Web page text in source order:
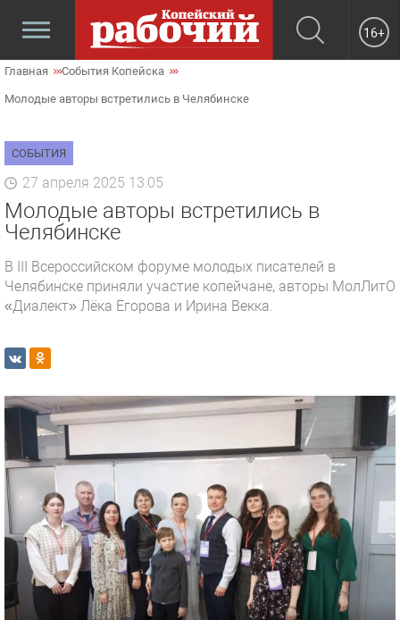
16+
Главная События Копейска
Молодые авторы встретились в Челябинске
СОБЫТИЯ
27 апреля 2025 13:05
Молодые авторы встретились в
Челябинске
В III Всероссийском форуме молодых писателей в
Челябинске приняли участие копейчане, авторы МолЛитО
«Диалект» Лёка Егорова и Ирина Векка.